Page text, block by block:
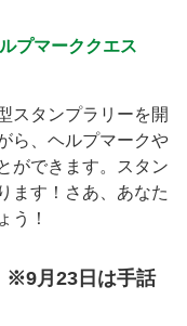
プマーククエス
スタンプラリーを開
ら、ヘルプマークや
ができます。スタン
ます！さあ、あなた
う！
※9月23日は手話